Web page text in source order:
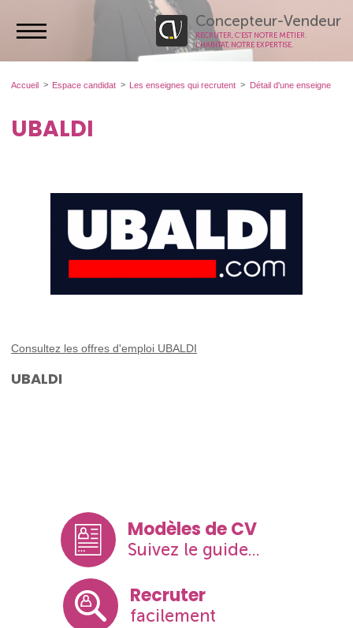
Concepteur-Vendeur
RECRUTER, C’EST NOTRE MÉTIER.
L’HABITAT, NOTRE EXPERTISE.
Accueil Espace candidat Les enseignes qui recrutent Détail d'une enseigne
UBALDI
Consultez les offres d'emploi UBALDI
UBALDI
Modèles de CV
Suivez le guide...
Recruter
facilement